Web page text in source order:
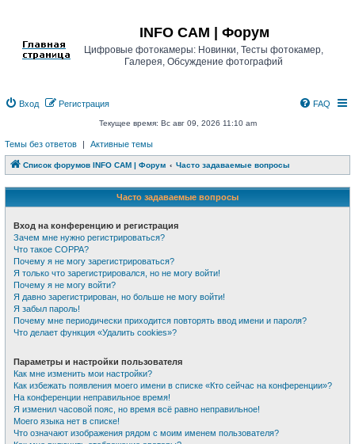
INFO CAM | Форум
Цифровые фотокамеры: Новинки, Тесты фотокамер,
Галерея, Обсуждение фотографий
Вход Регистрация FAQ
Текущее время: Вс авг 09, 2026 11:10 am
Темы без ответов | Активные темы
Список форумов INFO CAM | Форум Часто задаваемые вопросы
Часто задаваемые вопросы
Вход на конференцию и регистрация
Зачем мне нужно регистрироваться?
Что такое COPPA?
Почему я не могу зарегистрироваться?
Я только что зарегистрировался, но не могу войти!
Почему я не могу войти?
Я давно зарегистрирован, но больше не могу войти!
Я забыл пароль!
Почему мне периодически приходится повторять ввод имени и пароля?
Что делает функция «Удалить cookies»?
Параметры и настройки пользователя
Как мне изменить мои настройки?
Как избежать появления моего имени в списке «Кто сейчас на конференции»?
На конференции неправильное время!
Я изменил часовой пояс, но время всё равно неправильное!
Моего языка нет в списке!
Что означают изображения рядом с моим именем пользователя?